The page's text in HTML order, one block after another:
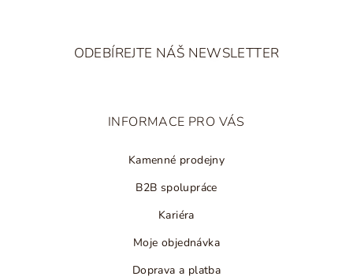
ODEBÍREJTE NÁŠ NEWSLETTER
INFORMACE PRO VÁS
Kamenné prodejny
B2B spolupráce
Kariéra
Moje objednávka
Doprava a platba